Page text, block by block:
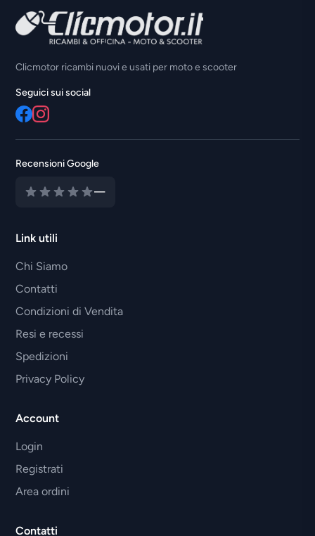
Clicmotor ricambi nuovi e usati per moto e scooter
Seguici sui social
Recensioni Google
—
Link utili
Chi Siamo
Contatti
Condizioni di Vendita
Resi e recessi
Spedizioni
Privacy Policy
Account
Login
Registrati
Area ordini
Contatti